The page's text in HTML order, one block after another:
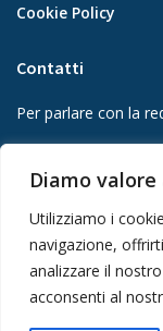
Diamo
Utilizziamo i
navigazione,
analizzare il
acconsenti al
Cookie Policy
Contatti
Per parlare con la